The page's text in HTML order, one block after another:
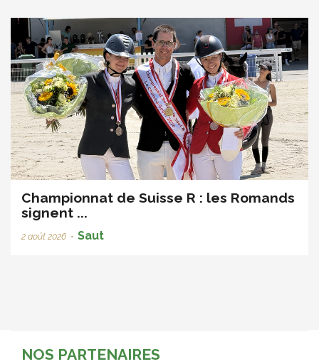
Championnat de Suisse R : les Romands
signent ...
2 août 2026 • Saut
NOS PARTENAIRES